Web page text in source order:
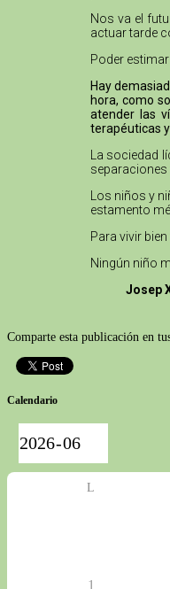
Nos va el
actuar tarde
Poder
Hay
hora, como
atender las
terapéuticas
La sociedad
separaciones
Los niños y
estamento
Para vivir
Ningún niño
Josep
Comparte esta publicación en
Calendario
L
1